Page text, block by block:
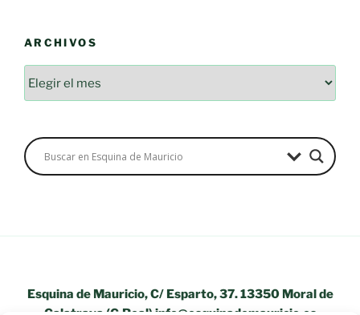
ARCHIVOS
Esquina de Mauricio, C/ Esparto, 37. 13350 Moral de